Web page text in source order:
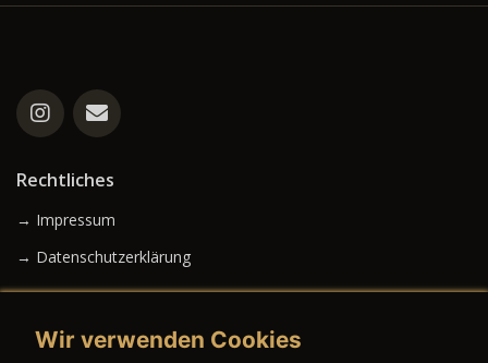
Rechtliches
→ Impressum
→ Datenschutzerklärung
Wir verwenden Cookies